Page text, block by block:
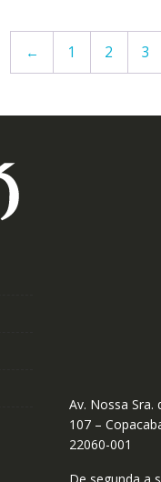
← 1 2 3
Av. Nossa Sra.
107 –
22060-001